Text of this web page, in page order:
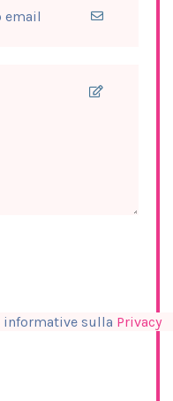
informative sulla Privacy